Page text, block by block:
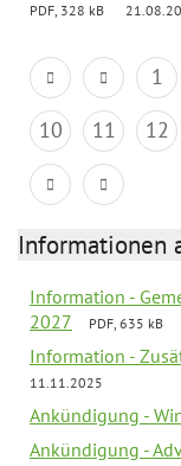
PDF, 328 kB
1
10
11 12
Informationen
Information -
2027
PDF, 635 kB
Information -
11.11.2025
Ankündigung -
Ankündigung -